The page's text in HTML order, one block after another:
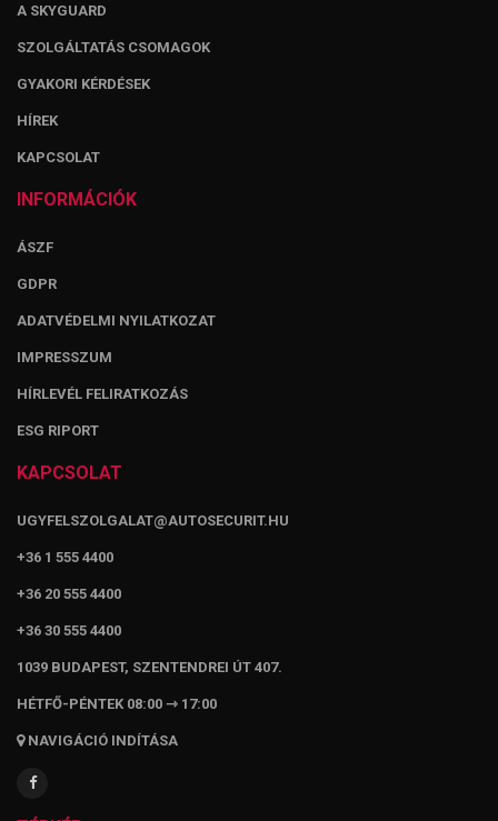
A SKYGUARD
SZOLGÁLTATÁS CSOMAGOK
GYAKORI KÉRDÉSEK
HÍREK
KAPCSOLAT
INFORMÁCIÓK
ÁSZF
GDPR
ADATVÉDELMI NYILATKOZAT
IMPRESSZUM
HÍRLEVÉL FELIRATKOZÁS
ESG RIPORT
KAPCSOLAT
UGYFELSZOLGALAT@AUTOSECURIT.HU
+36 1 555 4400
+36 20 555 4400
+36 30 555 4400
1039 BUDAPEST, SZENTENDREI ÚT 407.
HÉTFŐ-PÉNTEK 08:00 ⇾ 17:00
NAVIGÁCIÓ INDÍTÁSA